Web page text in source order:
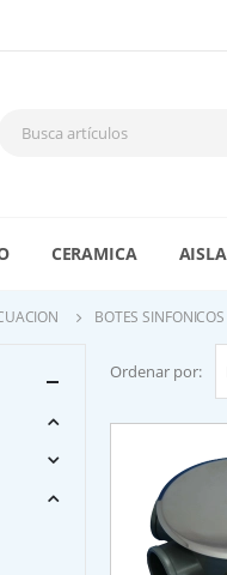
CERAMICA
BOTES SINFONICOS
Ordenar por: